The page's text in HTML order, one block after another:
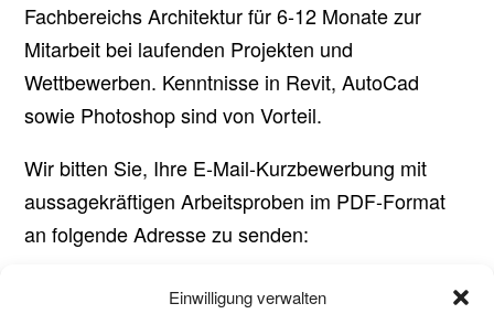
Einwilligung verwalten
Fachbereichs Architektur für 6-12 Monate zur
Mitarbeit bei laufenden Projekten und
Wettbewerben. Kenntnisse in Revit, AutoCad
sowie Photoshop sind von Vorteil.
Wir bitten Sie, Ihre E-Mail-Kurzbewerbung mit
aussagekräftigen Arbeitsproben im PDF-Format
an folgende Adresse zu senden:
info@boehmarchitektur.de